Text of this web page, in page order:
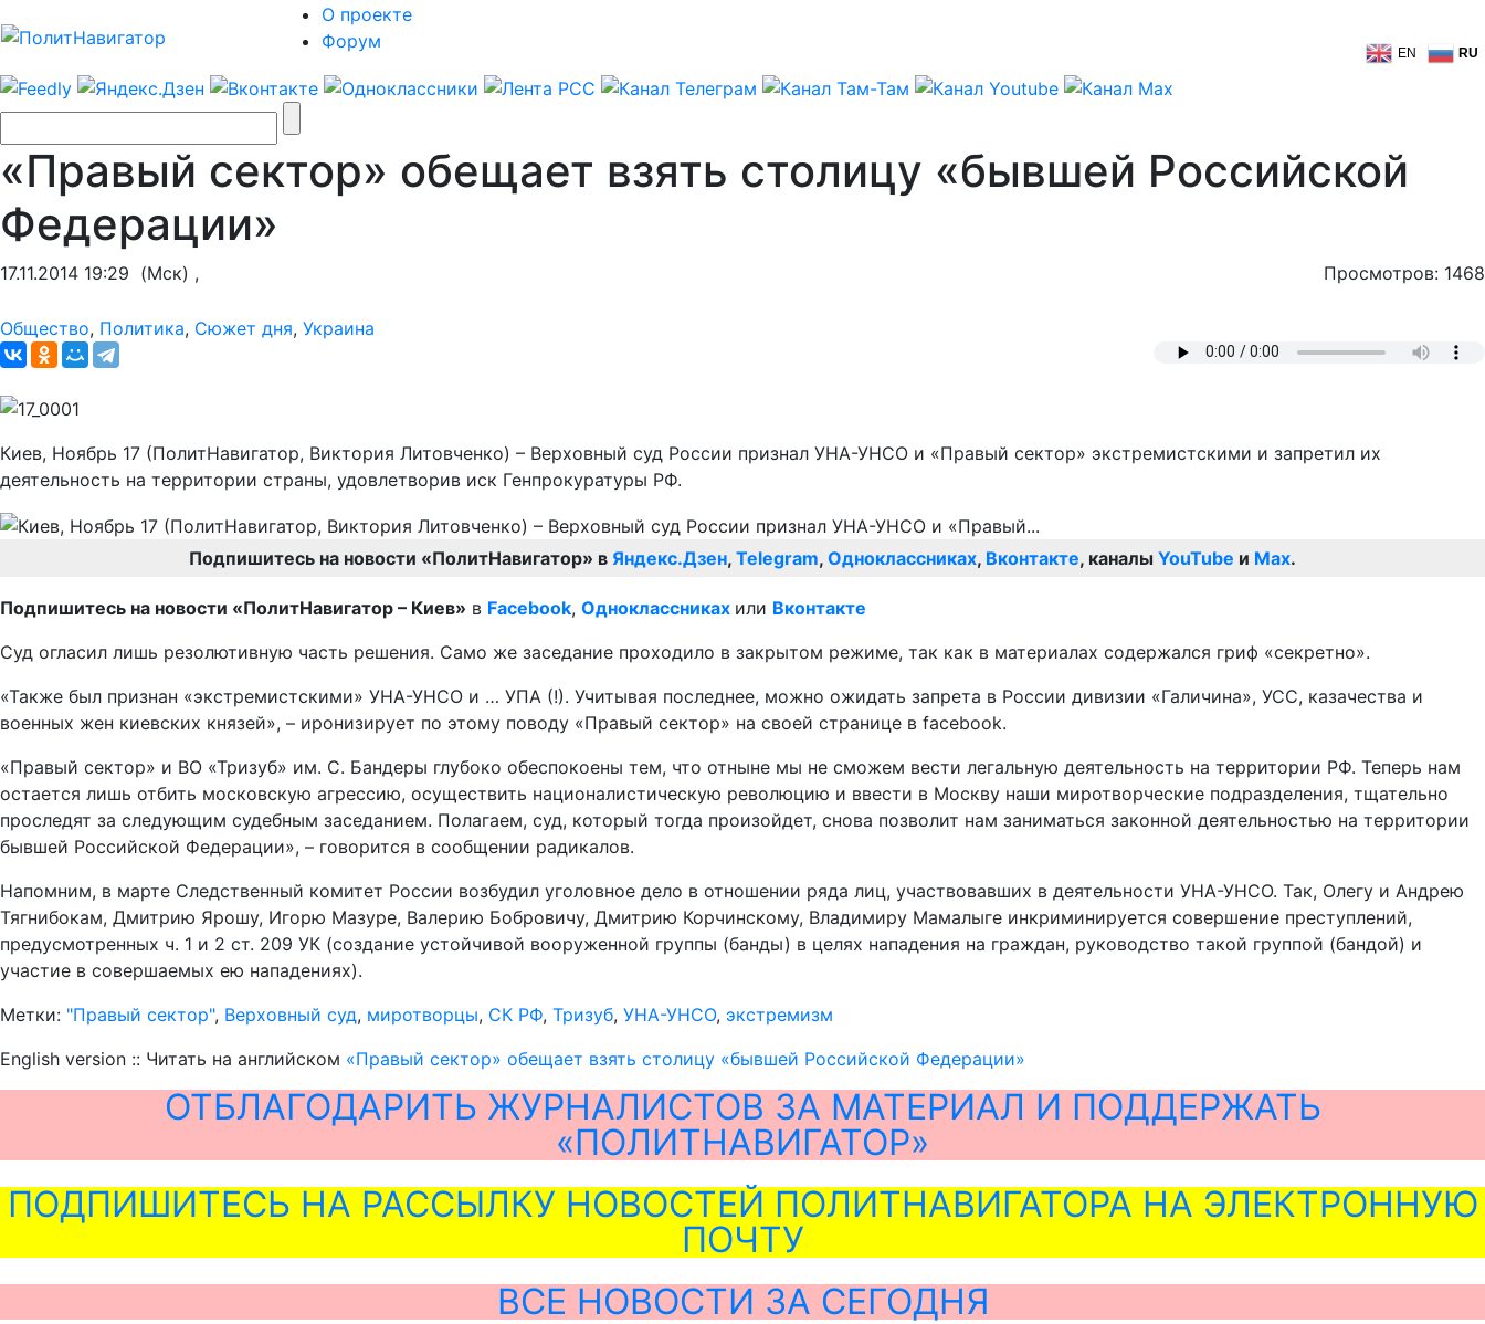
О проекте
Форум
EN RU
«Правый сектор» обещает взять столицу «бывшей Российской
Федерации»
17.11.2014 19:29 (Мск) , Просмотров: 1468
Общество, Политика, Сюжет дня, Украина
Киев, Ноябрь 17 (ПолитНавигатор, Виктория Литовченко) – Верховный суд России признал УНА-УНСО и «Правый сектор» экстремистскими и запретил их
деятельность на территории страны, удовлетворив иск Генпрокуратуры РФ.
Подпишитесь на новости «ПолитНавигатор» в Яндекс.Дзен, Telegram, Одноклассниках, Вконтакте, каналы YouTube и Max.
Подпишитесь на новости «ПолитНавигатор – Киев» в Facebook, Одноклассниках или Вконтакте
Суд огласил лишь резолютивную часть решения. Само же заседание проходило в закрытом режиме, так как в материалах содержался гриф «секретно».
«Также был признан «экстремистскими» УНА-УНСО и … УПА (!). Учитывая последнее, можно ожидать запрета в России дивизии «Галичина», УСС, казачества и
военных жен киевских князей», – иронизирует по этому поводу «Правый сектор» на своей странице в facebook.
«Правый сектор» и ВО «Тризуб» им. С. Бандеры глубоко обеспокоены тем, что отныне мы не сможем вести легальную деятельность на территории РФ. Теперь нам
остается лишь отбить московскую агрессию, осуществить националистическую революцию и ввести в Москву наши миротворческие подразделения, тщательно
проследят за следующим судебным заседанием. Полагаем, суд, который тогда произойдет, снова позволит нам заниматься законной деятельностью на территории
бывшей Российской Федерации», – говорится в сообщении радикалов.
Напомним, в марте Следственный комитет России возбудил уголовное дело в отношении ряда лиц, участвовавших в деятельности УНА-УНСО. Так, Олегу и Андрею
Тягнибокам, Дмитрию Ярошу, Игорю Мазуре, Валерию Бобровичу, Дмитрию Корчинскому, Владимиру Мамалыге инкриминируется совершение преступлений,
предусмотренных ч. 1 и 2 ст. 209 УК (создание устойчивой вооруженной группы (банды) в целях нападения на граждан, руководство такой группой (бандой) и
участие в совершаемых ею нападениях).
Метки: "Правый сектор", Верховный суд, миротворцы, СК РФ, Тризуб, УНА-УНСО, экстремизм
English version :: Читать на английском «Правый сектор» обещает взять столицу «бывшей Российской Федерации»
ОТБЛАГОДАРИТЬ ЖУРНАЛИСТОВ ЗА МАТЕРИАЛ И ПОДДЕРЖАТЬ
«ПОЛИТНАВИГАТОР»
ПОДПИШИТЕСЬ НА РАССЫЛКУ НОВОСТЕЙ ПОЛИТНАВИГАТОРА НА ЭЛЕКТРОННУЮ
ПОЧТУ
ВСЕ НОВОСТИ ЗА СЕГОДНЯ